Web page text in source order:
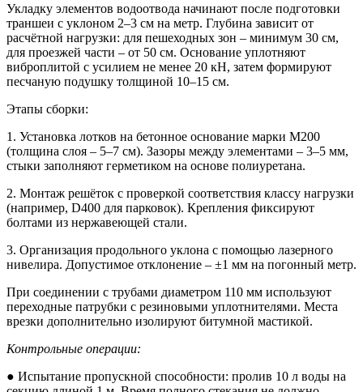
Укладку элементов водоотвода начинают после подготовки
траншеи с уклоном 2–3 см на метр. Глубина зависит от
расчётной нагрузки: для пешеходных зон – минимум 30 см,
для проезжей части – от 50 см. Основание уплотняют
виброплитой с усилием не менее 20 кН, затем формируют
песчаную подушку толщиной 10–15 см.
Этапы сборки:
1. Установка лотков на бетонное основание марки М200
(толщина слоя – 5–7 см). Зазоры между элементами – 3–5 мм,
стыки заполняют герметиком на основе полиуретана.
2. Монтаж решёток с проверкой соответствия классу нагрузки
(например, D400 для парковок). Крепления фиксируют
болтами из нержавеющей стали.
3. Организация продольного уклона с помощью лазерного
нивелира. Допустимое отклонение – ±1 мм на погонный метр.
При соединении с трубами диаметром 110 мм используют
переходные патрубки с резиновыми уплотнителями. Места
врезки дополнительно изолируют битумной мастикой.
Контрольные операции:
● Испытание пропускной способности: пролив 10 л воды на